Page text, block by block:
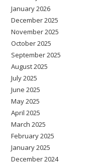
January 2026
December 2025
November 2025
October 2025
September 2025
August 2025
July 2025
June 2025
May 2025
April 2025
March 2025
February 2025
January 2025
December 2024